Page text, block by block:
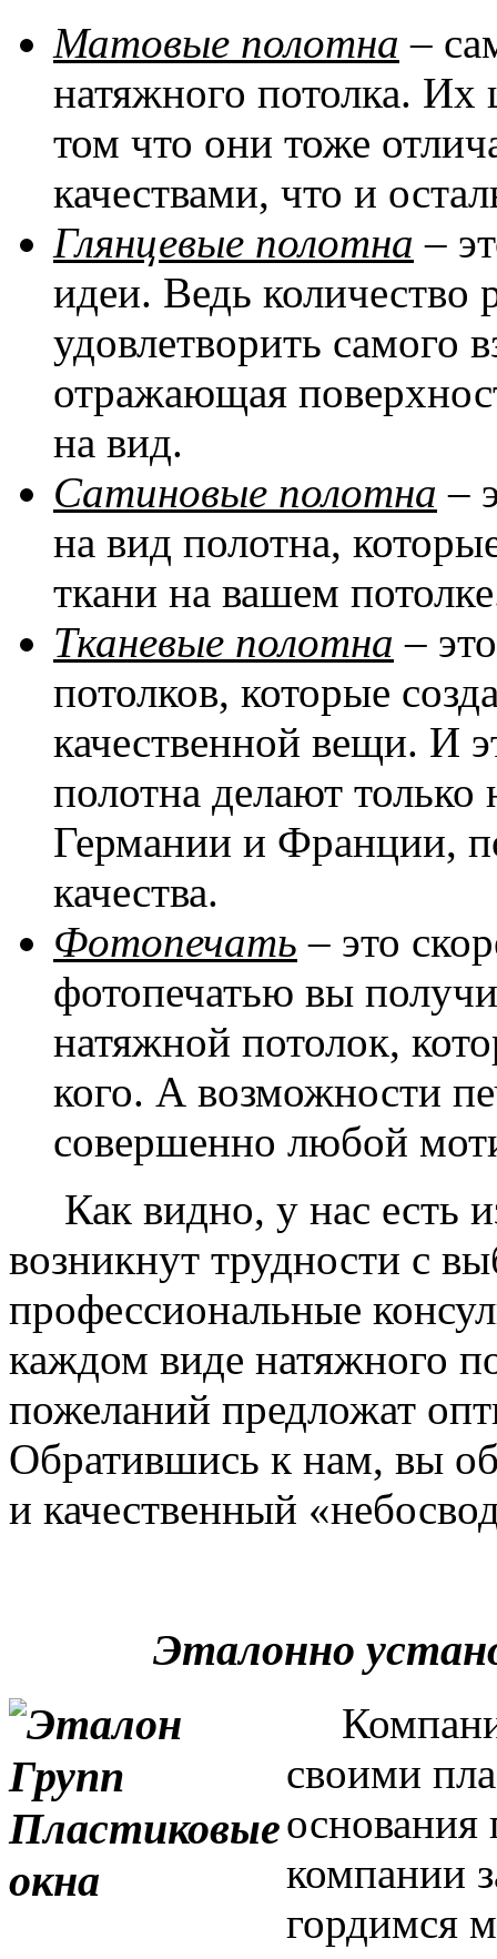
Матовые полотна –
натяжного потолка. Их
том что они тоже
качествами, что и
Глянцевые полотна –
идеи. Ведь количество
удовлетворить самого
отражающая
на вид.
Сатиновые полотна –
на вид полотна,
ткани на вашем
Тканевые полотна –
потолков, которые
качественной вещи. И
полотна делают
Германии и Франции,
качества.
Фотопечать – это
фотопечатью вы
натяжной потолок,
кого. А возможности
совершенно любой
Как видно, у нас есть
возникнут трудности с
профессиональные
каждом виде натяжного
пожеланий предложат
Обратившись к нам, вы
и качественный
Эталонно
своими
основания
компании
гордимся